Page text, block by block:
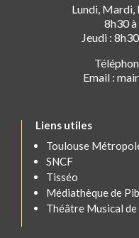
Lundi, Mardi,
8h30 à
Jeudi :
Email :
Liens utiles
Toulouse
SNCF
Tisséo
Médiathèque de
Théâtre Musical